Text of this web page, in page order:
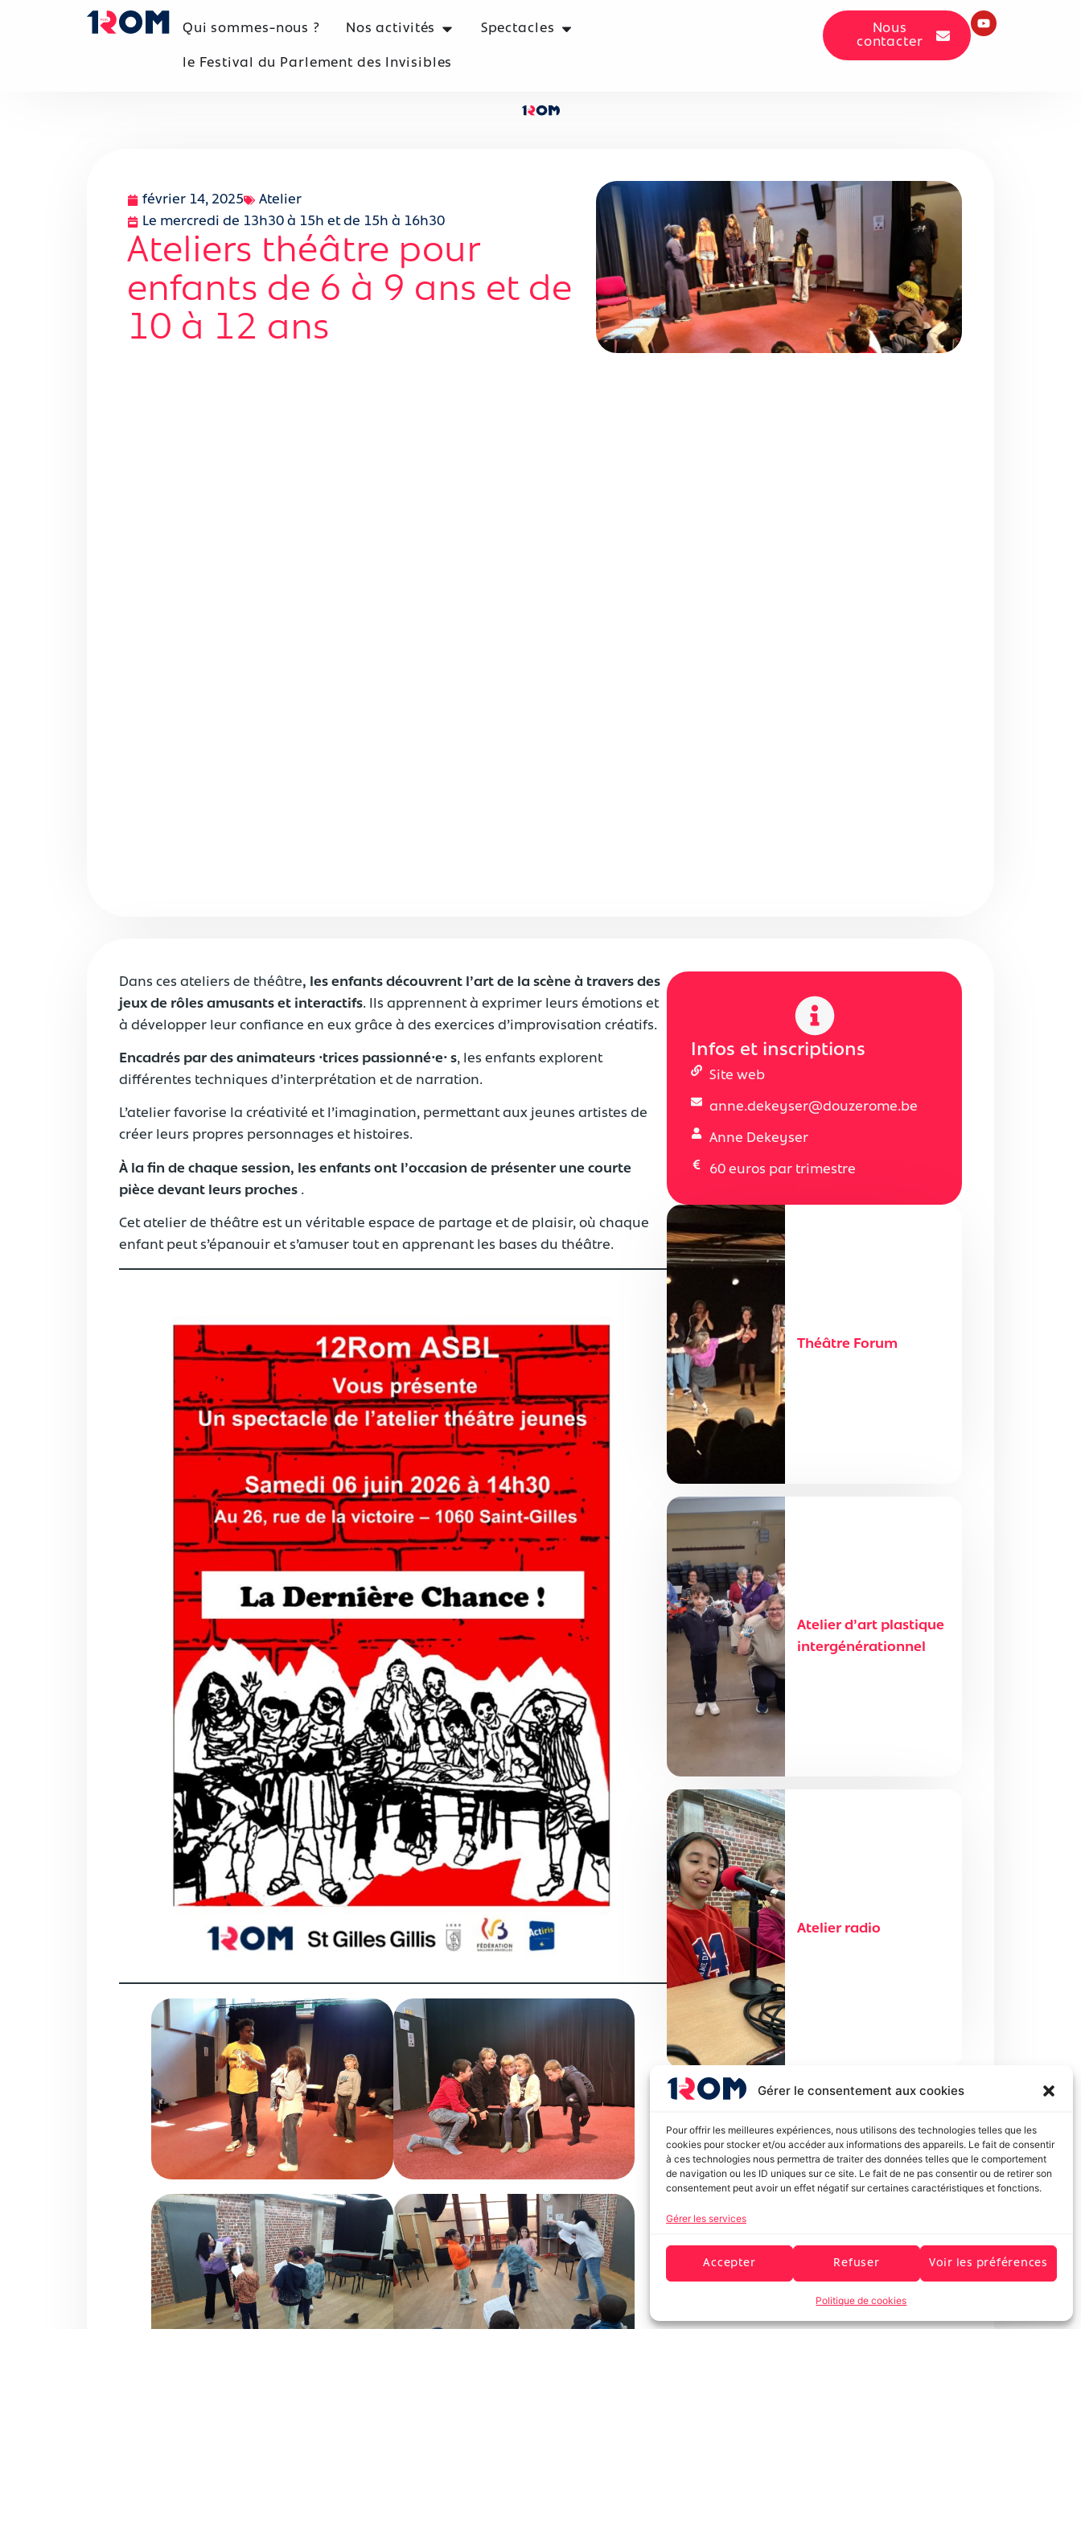
Gérer le consentement aux cookies
Pour offrir les meilleures expériences, nous utilisons des technologies telles que les
cookies pour stocker et/ou accéder aux informations des appareils. Le fait de consentir
à ces technologies nous permettra de traiter des données telles que le comportement
de navigation ou les ID uniques sur ce site. Le fait de ne pas consentir ou de retirer son
consentement peut avoir un effet négatif sur certaines caractéristiques et fonctions.
Gérer les services
Accepter Refuser Voir les préférences
Politique de cookies
Qui sommes-nous ? Nos activités Spectacles
le Festival du Parlement des Invisibles​
Nous
contacter
février 14, 2025
Atelier
Le mercredi de 13h30 à 15h et de 15h à 16h30
Ateliers théâtre pour
enfants de 6 à 9 ans et de
10 à 12 ans
Dans ces ateliers de théâtre, les enfants découvrent l’art de la scène à travers des
jeux de rôles amusants et interactifs. Ils apprennent à exprimer leurs émotions et
à développer leur confiance en eux grâce à des exercices d’improvisation créatifs.
Encadrés par des animateurs ⸱trices passionné⸱e⸱s, les enfants explorent
différentes techniques d’interprétation et de narration.
L’atelier favorise la créativité et l’imagination, permettant aux jeunes artistes de
créer leurs propres personnages et histoires.
À la fin de chaque session, les enfants ont l’occasion de présenter une courte
pièce devant leurs proches.
Cet atelier de théâtre est un véritable espace de partage et de plaisir, où chaque
enfant peut s’épanouir et s’amuser tout en apprenant les bases du théâtre.
Infos et inscriptions
Site web
anne.dekeyser@douzerome.be
Anne Dekeyser
60 euros par trimestre
Théâtre Forum
Atelier d’art plastique
intergénérationnel
Atelier radio